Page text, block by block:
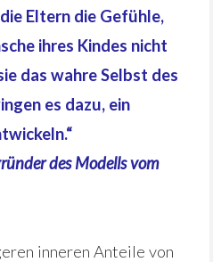
Eltern die Gefühle,
ihres Kindes nicht
das wahre Selbst des
es dazu, ein
des Modells vom
inneren Anteile von